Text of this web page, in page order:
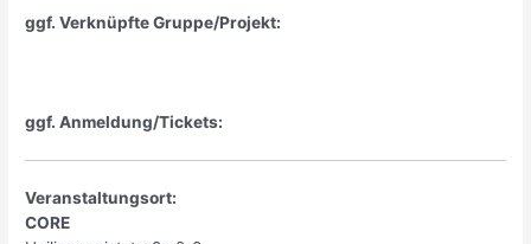
ggf. Verknüpfte Gruppe/Projekt:
ggf. Anmeldung/Tickets:
Veranstaltungsort:
CORE